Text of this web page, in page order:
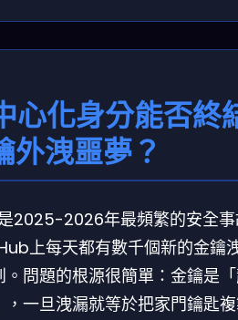
心化身分能否終
外洩噩夢？
2025-2026年最頻繁的安全
上每天都有數千個新的金鑰
。問題的根源很簡單：金鑰是
，一旦洩漏就等於把家門鑰匙